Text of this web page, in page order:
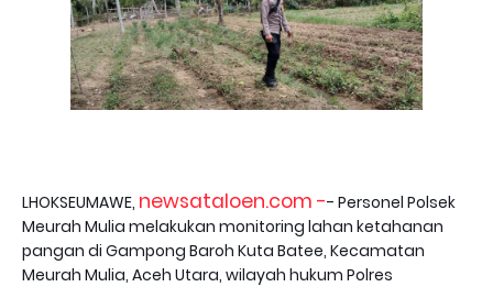
LHOKSEUMAWE, newsataloen.com -- Personel Polsek
Meurah Mulia melakukan monitoring lahan ketahanan
pangan di Gampong Baroh Kuta Batee, Kecamatan
Meurah Mulia, Aceh Utara, wilayah hukum Polres